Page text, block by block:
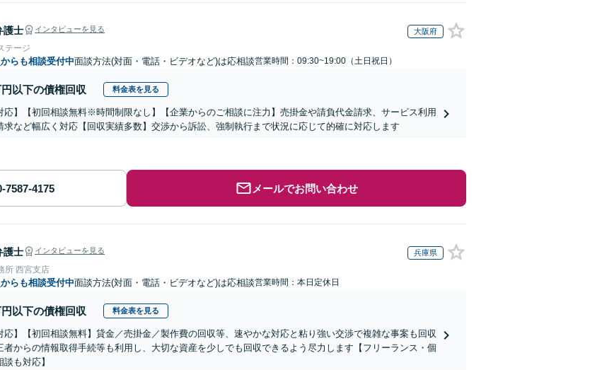
護士 インタビューを見る 大阪府
テージ
からも相談受付中面談方法(対面・電話・ビデオなど)は応相談営業時間：09:30~19:00（土日祝日）
以下の債権回収 料金表を見る
応】【初回相談無料※時間制限なし】【企業からのご相談に注力】売掛金や請負代金請求、サービス利用
求など幅広く対応【回収実績多数】交渉から訴訟、強制執行まで状況に応じて的確に対応します
メールでお問い合わせ
護士 インタビューを見る 兵庫県
所 西宮支店
からも相談受付中面談方法(対面・電話・ビデオなど)は応相談営業時間：本日定休日
以下の債権回収 料金表を見る
応】【初回相談無料】貸金／売掛金／製作費の回収等、速やかな対応と粘り強い交渉で複雑な事案も回収
者からの情報取得手続等も利用し、大切な資産を少しでも回収できるよう尽力します【フリーランス・個
も対応】